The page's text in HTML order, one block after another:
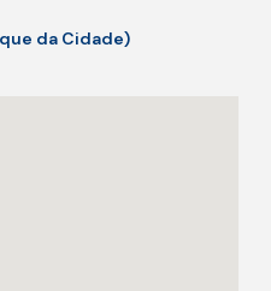
da Cidade)